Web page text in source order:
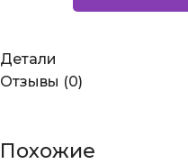
Детали
Отзывы (0)
Похожие